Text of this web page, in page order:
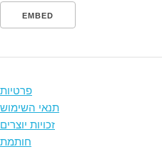
EMBED
פרטיות
תנאי השימוש
זכויות יוצרים
חותמת